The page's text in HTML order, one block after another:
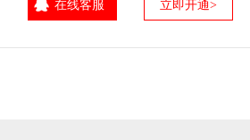
在线客服 立即开通>